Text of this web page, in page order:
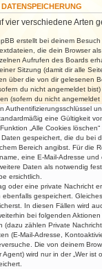
vier verschiedene Arten
erstellt bei deinem
die dein Browser
Aufrufen des Boards
Sitzung (damit dir alle
über die von dir gelesenen
du nicht angemeldet
(sofern du nicht
Authentifizierungsschlüssel
eine Gültigkeit
„Alle Cookies löschen“
gespeichert, die du bei
Bereich angibst. Für die
eine E-Mail-Adresse
Daten als notwendig
ersichtlich.
oder eine private Nachricht
gespeichert.
In diesen Fällen wird
bei folgenden
(dazu zählen Private
(E-Mail-Adresse,
Die von deinem
wird nur in der „Wer ist